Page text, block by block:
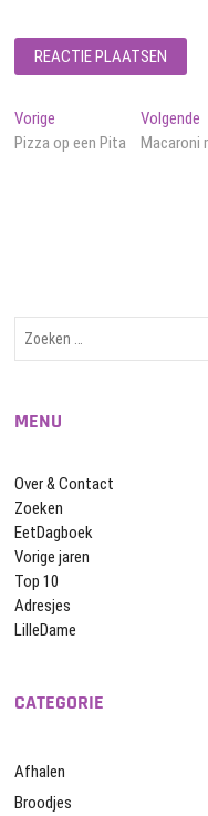
Bericht
navigatie
Vorige
bericht:
Pizza op een Pita
Volgende
Macaroni
MENU
Over & Contact
Zoeken
EetDagboek
Vorige jaren
Top 10
Adresjes
LilleDame
CATEGORIE
Afhalen
Broodjes